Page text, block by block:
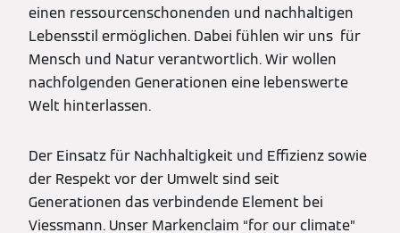
einen ressourcenschonenden und nachhaltigen
Lebensstil ermöglichen. Dabei fühlen wir uns für
Mensch und Natur verantwortlich. Wir wollen
nachfolgenden Generationen eine lebenswerte
Welt hinterlassen.
Der Einsatz für Nachhaltigkeit und Effizienz sowie
der Respekt vor der Umwelt sind seit
Generationen das verbindende Element bei
Viessmann. Unser Markenclaim “for our climate”